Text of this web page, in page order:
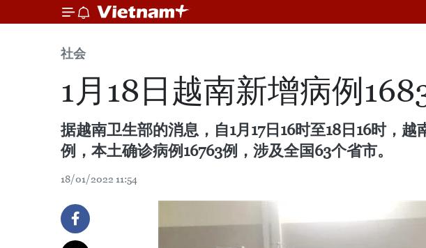
社会
1月18日越南新增病例
据越南卫生部的消息，自1月17日16时至18日16时，
例，本土确诊病例16763例，涉及全国63个省市。
18/01/2022 11:54